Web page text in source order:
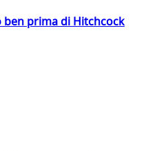
ben prima di Hitchcock